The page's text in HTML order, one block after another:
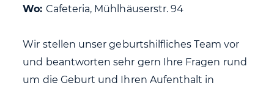
Wo: Cafeteria, Mühlhäuserstr. 94
Wir stellen unser geburtshilfliches Team vor
und beantworten sehr gern Ihre Fragen rund
um die Geburt und Ihren Aufenthalt in